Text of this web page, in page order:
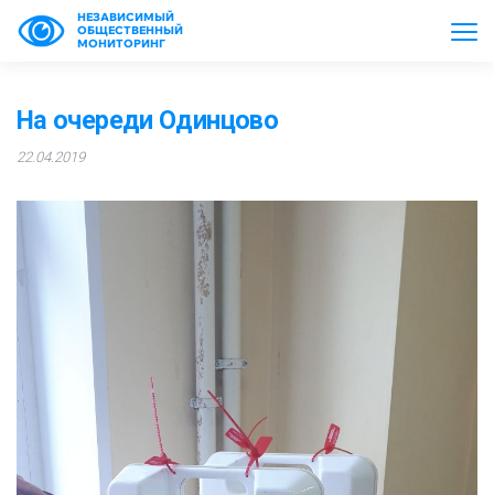
НЕЗАВИСИМЫЙ
ОБЩЕСТВЕННЫЙ
МОНИТОРИНГ
На очереди Одинцово
22.04.2019